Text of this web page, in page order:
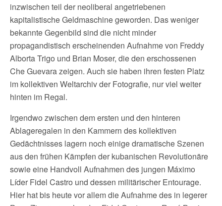
inzwischen teil der neoliberal angetriebenen
kapitalistische Geldmaschine geworden. Das weniger
bekannte Gegenbild sind die nicht minder
propagandistisch erscheinenden Aufnahme von Freddy
Alborta Trigo und Brian Moser, die den erschossenen
Che Guevara zeigen. Auch sie haben ihren festen Platz
im kollektiven Weltarchiv der Fotografie, nur viel weiter
hinten im Regal.
Irgendwo zwischen dem ersten und den hinteren
Ablageregalen in den Kammern des kollektiven
Gedächtnisses lagern noch einige dramatische Szenen
aus den frühen Kämpfen der kubanischen Revolutionäre
sowie eine Handvoll Aufnahmen des jungen Máximo
Líder Fidel Castro und dessen militärischer Entourage.
Hier hat bis heute vor allem die Aufnahme des in legerer